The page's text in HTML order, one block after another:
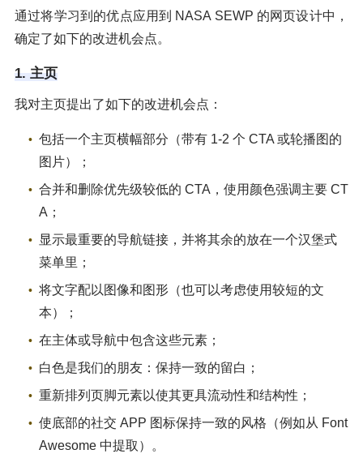
通过将学习到的优点应用到 NASA SEWP 的网页设计中，
确定了如下的改进机会点。
1. 主页
我对主页提出了如下的改进机会点：
包括一个主页横幅部分（带有 1-2 个 CTA 或轮播图的
图片）；
合并和删除优先级较低的 CTA，使用颜色强调主要 CT
A；
显示最重要的导航链接，并将其余的放在一个汉堡式
菜单里；
将文字配以图像和图形（也可以考虑使用较短的文
本）；
在主体或导航中包含这些元素；
白色是我们的朋友：保持一致的留白；
重新排列页脚元素以使其更具流动性和结构性；
使底部的社交 APP 图标保持一致的风格（例如从 Font
Awesome 中提取）。